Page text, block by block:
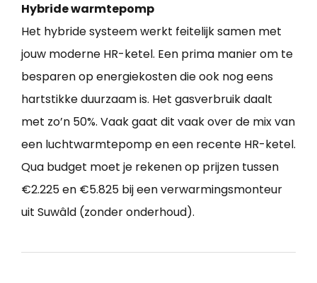
Hybride warmtepomp
Het hybride systeem werkt feitelijk samen met
jouw moderne HR-ketel. Een prima manier om te
besparen op energiekosten die ook nog eens
hartstikke duurzaam is. Het gasverbruik daalt
met zo’n 50%. Vaak gaat dit vaak over de mix van
een luchtwarmtepomp en een recente HR-ketel.
Qua budget moet je rekenen op prijzen tussen
€2.225 en €5.825 bij een verwarmingsmonteur
uit Suwâld (zonder onderhoud).